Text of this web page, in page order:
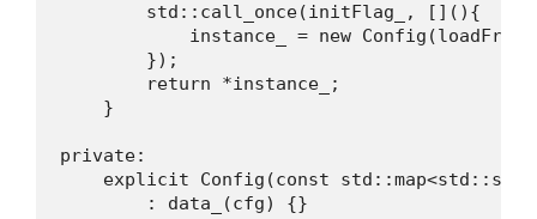
        std::call_once(initFlag_, [](){
instance_ = new
        });
        return *instance_;
    }
private:
explicit Config(const
        : data_(cfg) {}